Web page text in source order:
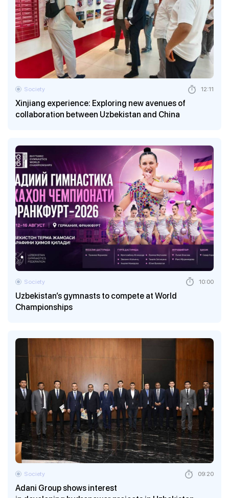
Xinjiang experience: Exploring new avenues of
collaboration between Uzbekistan and China
Society 12:11
Uzbekistan’s gymnasts to compete at World
Championships
Society 10:00
Adani Group shows interest
Society 09:20